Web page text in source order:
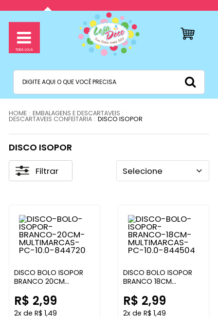
EMBALAGENS E DESCARTAVEIS
DESCARTAVEIS CONFEITARIA DISCO ISOPOR
DISCO ISOPOR
Filtrar Selecione
DISCO BOLO ISOPOR
BRANCO 20CM
R$ 2,99
2x de R$ 1,49
DISCO BOLO ISOPOR
BRANCO 18CM
R$ 2,99
2x de R$ 1,49